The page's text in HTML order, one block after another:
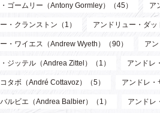
ゴームリー（Antony Gormley）（45） ア
・クランストン（1） アンドリュー・ダッ
・ワイエス（Andrew Wyeth）（90） ア
ジッテル（Andrea Zittel）（1） アンドレ
タボ（André Cottavoz）（5） アンドレ・
ルビエ（Andrea Balbier）（1） アンドレ